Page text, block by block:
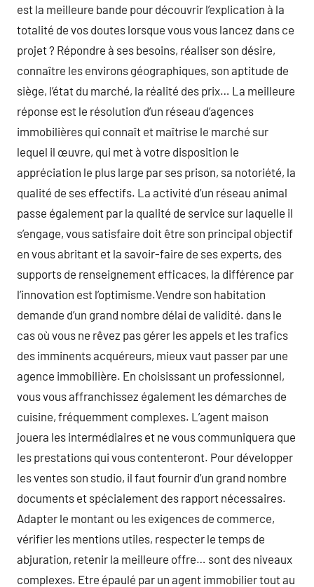
est la meilleure bande pour découvrir l’explication à la
totalité de vos doutes lorsque vous vous lancez dans ce
projet ? Répondre à ses besoins, réaliser son désire,
connaître les environs géographiques, son aptitude de
siège, l’état du marché, la réalité des prix… La meilleure
réponse est le résolution d’un réseau d’agences
immobilières qui connaît et maîtrise le marché sur
lequel il œuvre, qui met à votre disposition le
appréciation le plus large par ses prison, sa notoriété, la
qualité de ses effectifs. La activité d’un réseau animal
passe également par la qualité de service sur laquelle il
s’engage, vous satisfaire doit être son principal objectif
en vous abritant et la savoir-faire de ses experts, des
supports de renseignement efficaces, la différence par
l’innovation est l’optimisme.Vendre son habitation
demande d’un grand nombre délai de validité. dans le
cas où vous ne rêvez pas gérer les appels et les trafics
des imminents acquéreurs, mieux vaut passer par une
agence immobilière. En choisissant un professionnel,
vous vous affranchissez également les démarches de
cuisine, fréquemment complexes. L’agent maison
jouera les intermédiaires et ne vous communiquera que
les prestations qui vous contenteront. Pour développer
les ventes son studio, il faut fournir d’un grand nombre
documents et spécialement des rapport nécessaires.
Adapter le montant ou les exigences de commerce,
vérifier les mentions utiles, respecter le temps de
abjuration, retenir la meilleure offre… sont des niveaux
complexes. Etre épaulé par un agent immobilier tout au